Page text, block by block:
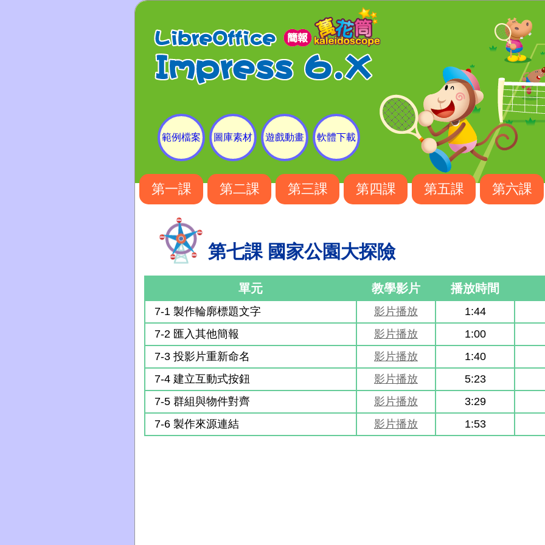
範例檔案 圖庫素材 遊戲動畫 軟體下載
第一課 第二課 第三課 第四課 第五課 第六課
第七課 國家公園大探險
單元 教學影片 播放時間
7-1 製作輪廓標題文字 影片播放
1:44
7-2 匯入其他簡報
影片播放
1:00
7-3 投影片重新命名
影片播放
1:40
7-4 建立互動式按鈕
影片播放
5:23
7-5 群組與物件對齊
影片播放
3:29
7-6 製作來源連結
影片播放 1:53